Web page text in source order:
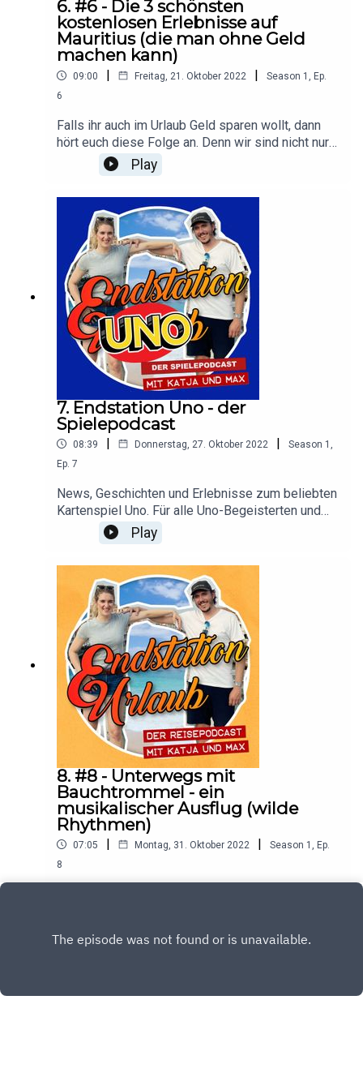
6. #6 - Die 3 schönsten
kostenlosen Erlebnisse auf
Mauritius (die man ohne Geld
machen kann)
09:00 | Freitag, 21. Oktober 2022 | Season 1
Ep.
6
Falls ihr auch im Urlaub Geld sparen wollt, dann
hört euch diese Folge an. Denn wir sind nicht nur
Traveller sondern auch Sparfüchse. Wir haben
haben für euch die besten kostenlosen
zusammengetragen. Praktisch zum direkten
Nachreisen.
Play
7. Endstation Uno - der
Spielepodcast
08:39 | Donnerstag, 27. Oktober 2022 | Season 1
Ep. 7
News, Geschichten und Erlebnisse zum beliebten
Kartenspiel Uno. Für alle Uno-Begeisterten und
alle, die es noch werden wollen. Endlich ein
Podcast, in dem es nur um UNO geht und um
Projekt entstanden aus dem Reisepodcast
"Endstation Urlaub".
Play
8. #8 - Unterwegs mit
Bauchtrommel - ein
musikalischer Ausflug (wilde
Rhythmen)
07:05 | Montag, 31. Oktober 2022 | Season 1
Ep.
8
Abends ja oft zusammen sitzt und sich nichts